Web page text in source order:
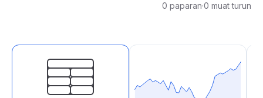
0 paparan·0 muat turun